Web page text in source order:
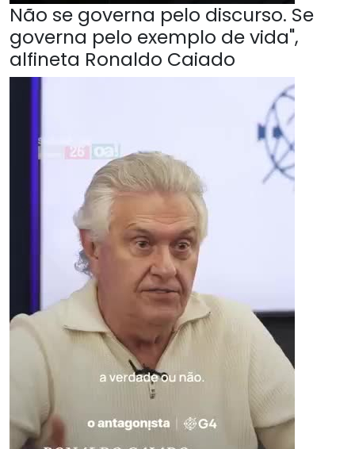
Não se governa pelo discurso. Se
governa pelo exemplo de vida",
alfineta Ronaldo Caiado